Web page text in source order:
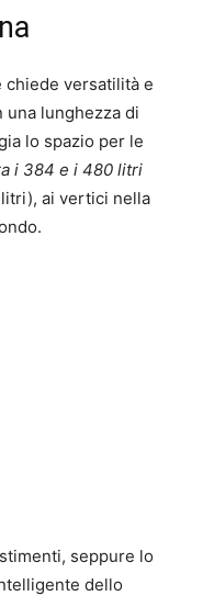
chiede versatilità e
lunghezza di
lo spazio per le
i 384 e i 480 litri
ai vertici nella
seppure lo
dello